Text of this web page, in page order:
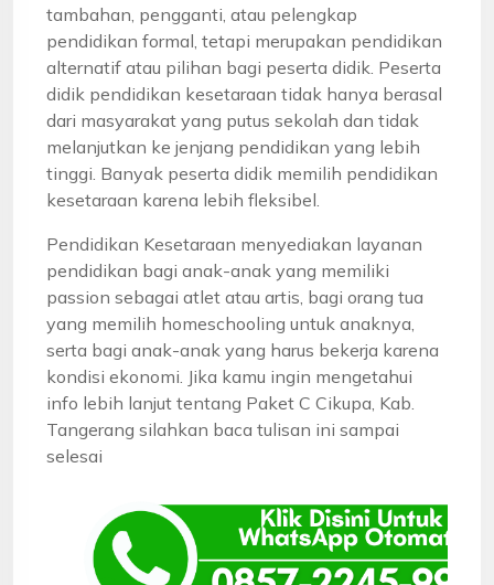
tambahan, pengganti, atau pelengkap
pendidikan formal, tetapi merupakan pendidikan
alternatif atau pilihan bagi peserta didik. Peserta
didik pendidikan kesetaraan tidak hanya berasal
dari masyarakat yang putus sekolah dan tidak
melanjutkan ke jenjang pendidikan yang lebih
tinggi. Banyak peserta didik memilih pendidikan
kesetaraan karena lebih fleksibel.
Pendidikan Kesetaraan menyediakan layanan
pendidikan bagi anak-anak yang memiliki
passion sebagai atlet atau artis, bagi orang tua
yang memilih homeschooling untuk anaknya,
serta bagi anak-anak yang harus bekerja karena
kondisi ekonomi. Jika kamu ingin mengetahui
info lebih lanjut tentang Paket C Cikupa, Kab.
Tangerang silahkan baca tulisan ini sampai
selesai